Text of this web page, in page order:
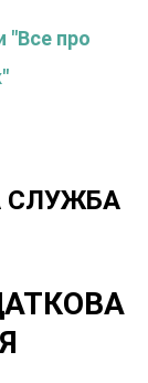
"Все про
СЛУЖБА